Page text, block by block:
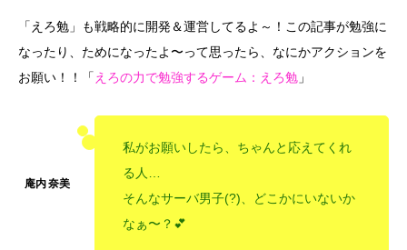
「えろ勉」も戦略的に開発＆運営してるよ～！この記事が勉強に
なったり、ためになったよ〜って思ったら、なにかアクションを
お願い！！「えろの力で勉強するゲーム：えろ勉 」
私がお願いしたら、ちゃんと応えてくれ
る人…
そんなサーバ男子(?)、どこかにいないか
なぁ〜？💕